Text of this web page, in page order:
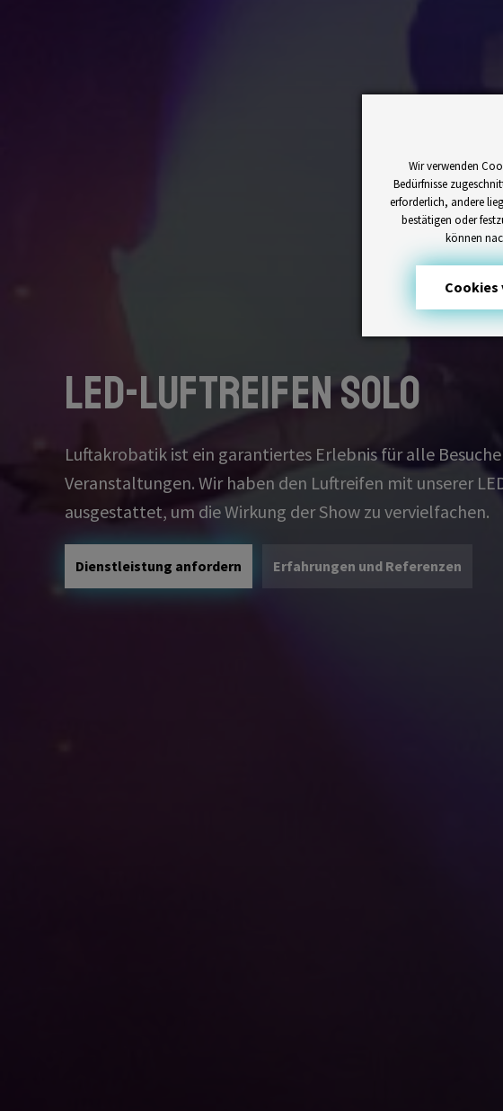
LED-Luftreifen Solo
Luftakrobatik ist ein garantiertes Erlebnis für alle
Veranstaltungen. Wir haben den Luftreifen mit unserer
ausgestattet, um die Wirkung der Show zu vervielfachen.
Dienstleistung anfordern Erfahrungen und Referenzen
Wir verwenden
Bedürfnisse
erforderlich, andere
bestätigen oder
können